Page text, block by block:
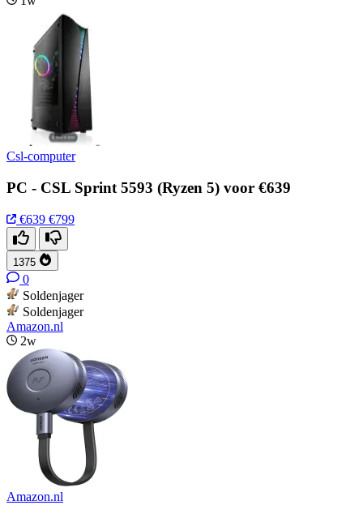
Csl-computer
PC - CSL Sprint 5593 (Ryzen 5) voor €639
€639 €799
1375
0
Soldenjager
Soldenjager
Amazon.nl
2w
Amazon.nl